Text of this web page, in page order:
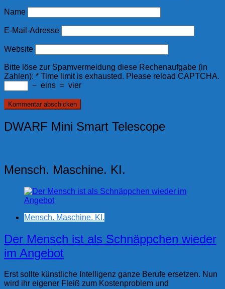
Name
E-Mail-Adresse
Website
Bitte löse zur Spamvermeidung diese Rechenaufgabe (in
Zahlen): * Time limit is exhausted. Please reload CAPTCHA.
− eins = vier
DWARF Mini Smart Telescope
Mensch. Maschine. KI.
Mensch. Maschine. KI.
Der Mensch ist als Schnäppchen wieder
im Angebot
Erst sollte künstliche Intelligenz ganze Berufe ersetzen. Nun
wird ihr eigener Fleiß zum Kostenproblem und